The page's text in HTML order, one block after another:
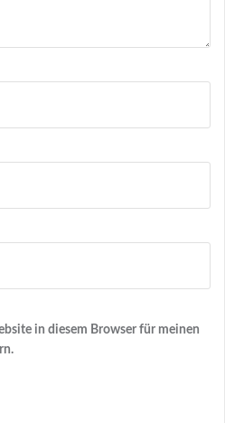
in diesem Browser für meinen